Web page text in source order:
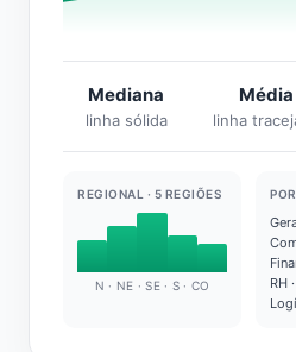
Mediana
linha sólida
Média
linha
REGIONAL · 5 REGIÕES
N · NE · SE · S · CO
RH